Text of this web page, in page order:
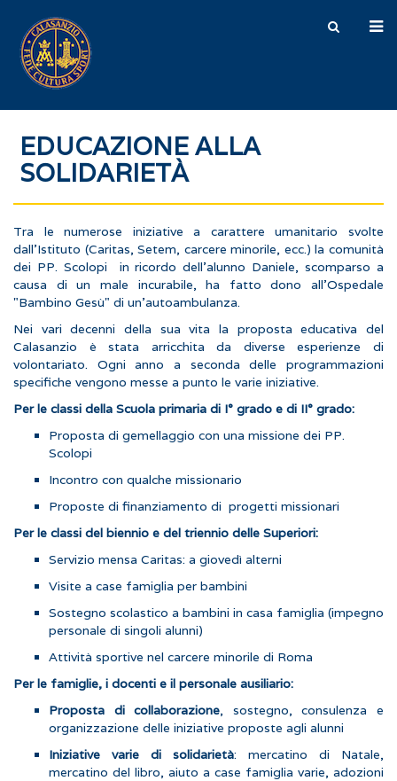
EDUCAZIONE ALLA
SOLIDARIETÀ
Tra le numerose iniziative a carattere umanitario svolte
dall'Istituto (Caritas, Setem, carcere minorile, ecc.) la comunità
dei PP. Scolopi in ricordo dell'alunno Daniele, scomparso a
causa di un male incurabile, ha fatto dono all'Ospedale
"Bambino Gesù" di un'autoambulanza.
Nei vari decenni della sua vita la proposta educativa del
Calasanzio è stata arricchita da diverse esperienze di
volontariato. Ogni anno a seconda delle programmazioni
specifiche vengono messe a punto le varie iniziative.
Per le classi della Scuola primaria di I° grado e di II° grado:
Proposta di gemellaggio con una missione dei PP.
Scolopi
Incontro con qualche missionario
Proposte di finanziamento di progetti missionari
Per le classi del biennio e del triennio delle Superiori:
Servizio mensa Caritas: a giovedì alterni
Visite a case famiglia per bambini
Sostegno scolastico a bambini in casa famiglia (impegno
personale di singoli alunni)
Attività sportive nel carcere minorile di Roma
Per le famiglie, i docenti e il personale ausiliario:
Proposta di collaborazione, sostegno, consulenza e
organizzazione delle iniziative proposte agli alunni
Iniziative varie di solidarietà: mercatino di Natale,
mercatino del libro, aiuto a case famiglia varie, adozioni